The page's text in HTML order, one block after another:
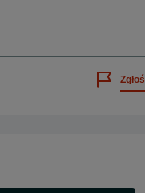
Zgłoś